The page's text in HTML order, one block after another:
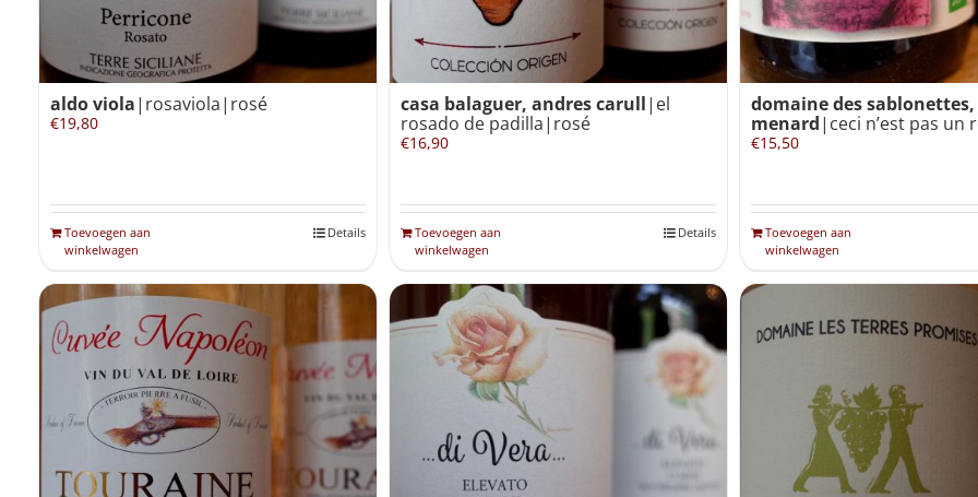
aldo viola|rosaviola|rosé
€19,80
Toevoegen aan
winkelwagen
Details
casa balaguer, andres carull|el
rosado de padilla|rosé
€16,90
Toevoegen aan
winkelwagen
Details
domaine des
menard|ceci n’est pas un
€15,50
Toevoegen aan
winkelwagen